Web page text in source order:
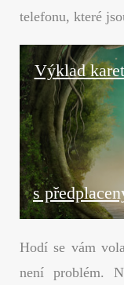
telefonu, které
Výklad
s
Hodí se vám
není problém.